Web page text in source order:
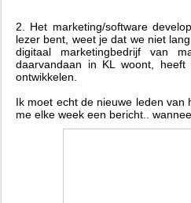
2. Het marketing/software
lezer bent, weet je dat we niet
digitaal marketingbedrijf van
daarvandaan in KL woont,
ontwikkelen.
Ik moet echt de nieuwe leden
me elke week een bericht..